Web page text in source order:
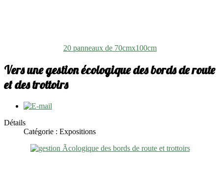
20 panneaux de 70cmx100cm
Vers une gestion écologique des bords de route
et des trottoirs
Détails
Catégorie : Expositions